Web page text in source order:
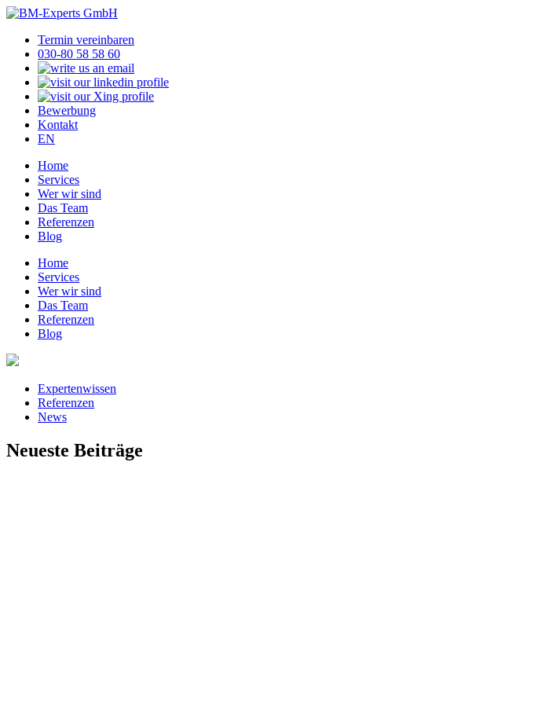
Termin vereinbaren
030-80 58 58 60
Bewerbung
Kontakt
EN
Home
Services
Wer wir sind
Das Team
Referenzen
Blog
Home
Services
Wer wir sind
Das Team
Referenzen
Blog
Expertenwissen
Referenzen
News
Neueste Beiträge